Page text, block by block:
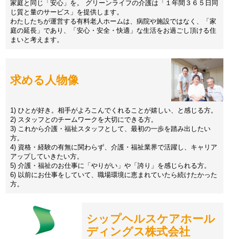
家庭と同じ「安心」を。 グリーンライフの介護は「１年間３６５日同
じ質と量のサービス」を提供します。
わたしたちが運営する有料老人ホームは、病院や施設ではなく、「家
庭の延長」であり、「安心・安全・快適」な生活をお過ごし頂ける住
まいと考えます。
求める人物像
1) ひとが好き。相手がよろこんでくれることが嬉しい、と感じる方。
2) スタッフとのチームワークを大切にできる方。
3) これから介護・福祉スタッフとして、最初の一歩を踏み出したい
方。
4) 資格・経験の有無に関わらず、介護・福祉業界で活躍し、キャリア
アップしていきたい方。
5) 介護・福祉のお仕事に「やりがい」や「誇り」を感じられる方。
6) 以前にお仕事をしていて、職場環境に恵まれていたら続けたかった
方。
シップヘルスケアホール
ディングス株式会社